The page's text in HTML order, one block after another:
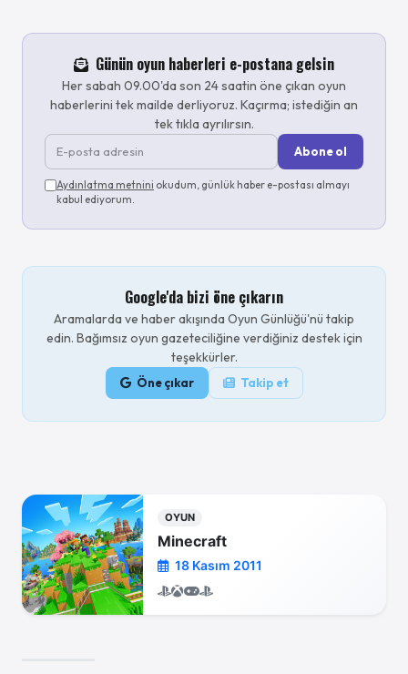
Günün oyun haberleri e-postana gelsin
Her sabah 09.00'da son 24 saatin öne çıkan oyun
haberlerini tek mailde derliyoruz. Kaçırma; istediğin an
tek tıkla ayrılırsın.
Abone ol
Aydınlatma metnini okudum, günlük haber e-postası almayı
kabul ediyorum.
Google'da bizi öne çıkarın
Aramalarda ve haber akışında Oyun Günlüğü'nü takip
edin. Bağımsız oyun gazeteciliğine verdiğiniz destek için
teşekkürler.
Öne çıkar Takip et
OYUN
Minecraft
18 Kasım 2011